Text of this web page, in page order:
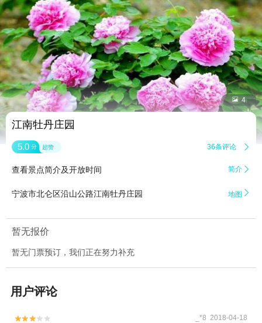
 4
江南牡丹庄园
5.0 分 超赞 36条评论 
查看景点简介及开放时间 简介 
宁波市北仑区沿山公路江南牡丹庄园 地图 
暂无报价
暂无门票预订，我们正在努力补充
用户评论

 _*8 2018-04-18
